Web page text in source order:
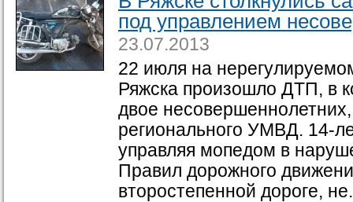
под управлением
23.07.2013
22 июля на
Ряжска произошло ДТП, в
двое
регионального УМВД. 14-
управляя мопедом в
Правил дорожного
второстепенной дороге,